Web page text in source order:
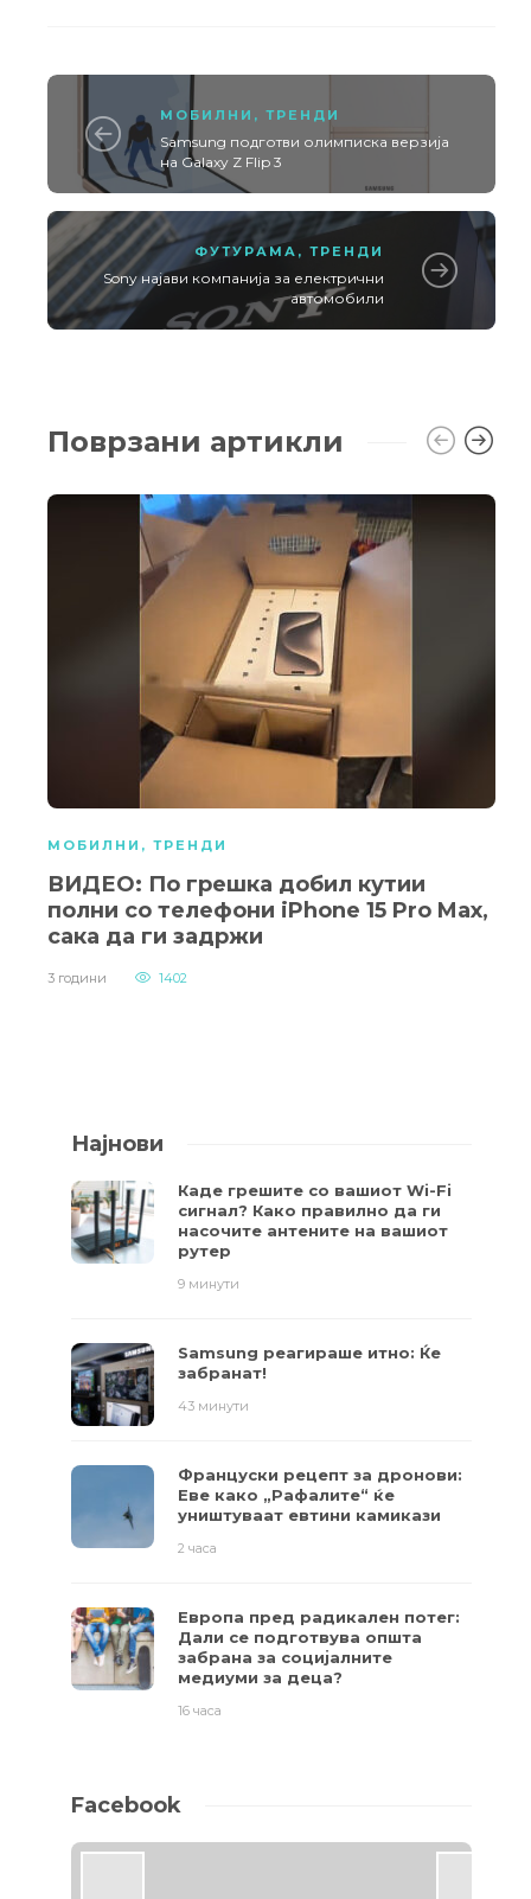
МОБИЛНИ , ТРЕНДИ
Samsung подготви олимписка верзија
на Galaxy Z Flip 3
ФУТУРАМА , ТРЕНДИ
Sony најави компанија за електрични
автомобили
Поврзани артикли
МОБИЛНИ , ТРЕНДИ
ВИДЕО: По грешка добил кутии
полни со телефони iPhone 15 Pro Max,
сака да ги задржи
3 години 1402
Најнови
Каде грешите со вашиот Wi-Fi
сигнал? Како правилно да ги
насочите антените на вашиот
рутер
9 минути
Samsung реагираше итно: Ќе
забранат!
43 минути
Француски рецепт за дронови:
Еве како „Рафалите“ ќе
уништуваат евтини камикази
2 часа
Европа пред радикален потег:
Дали се подготвува општа
забрана за социјалните
медиуми за деца?
16 часа
Facebook